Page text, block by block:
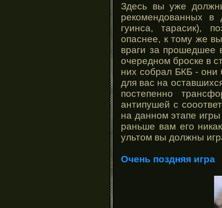
Здесь вы уже
рекомендованных
гуинса, тарасик),
опаснее, к тому же
враги за прошедшее
очередном броске в
них собрал БКБ - они
для вас на
постепенно
антипушей с
на данном этапе
раньше вам его
ультом вы должны
Очень поздняя игра